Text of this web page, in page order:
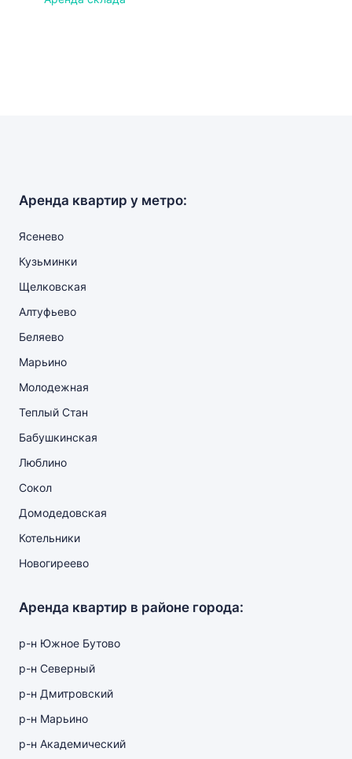
Аренда квартир у метро:
Ясенево
Кузьминки
Щелковская
Алтуфьево
Беляево
Марьино
Молодежная
Теплый Стан
Бабушкинская
Люблино
Сокол
Домодедовская
Котельники
Новогиреево
Аренда квартир в районе города:
р-н Южное Бутово
р-н Северный
р-н Дмитровский
р-н Марьино
р-н Академический